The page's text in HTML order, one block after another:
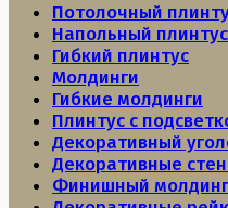
Потолочный
Напольный плинтус
Гибкий плинтус
Молдинги
Гибкие молдинги
Плинтус с
Декоративный
Декоративные
Финишный